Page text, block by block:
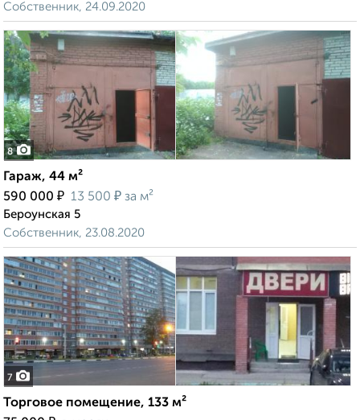
Собственник, 24.09.2020
8
Гараж, 44 м²
590 000 ₽ 13 500 ₽ за м²
Бероунская 5
Собственник, 23.08.2020
7
Торговое помещение, 133 м²